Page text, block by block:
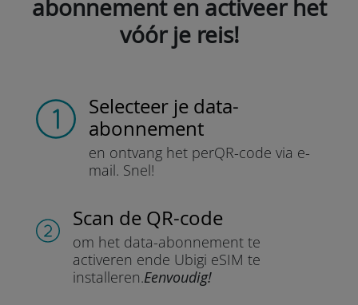
abonnement en activeer het
vóór je reis!
Selecteer je data-
abonnement
en ontvang het perQR-code via e-
mail. Snel!
Scan de QR-code
om het data-abonnement te
activeren ende Ubigi eSIM te
installeren.Eenvoudig!